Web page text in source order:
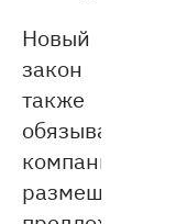
Новый
закон
также
обязывает
компании
размещать